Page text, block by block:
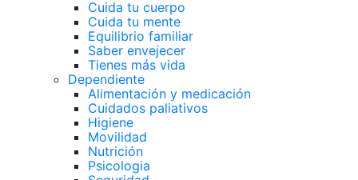
Cuida tu cuerpo
Cuida tu mente
Equilibrio familiar
Saber envejecer
Tienes más vida
Dependiente
Alimentación y medicación
Cuidados paliativos
Higiene
Movilidad
Nutrición
Psicologia